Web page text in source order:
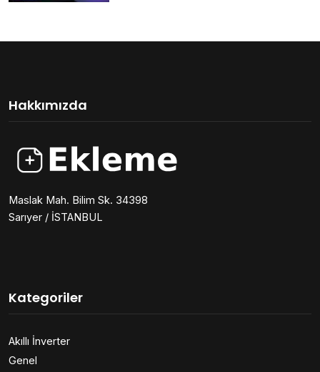
Hakkımızda
Maslak Mah. Bilim Sk. 34398
Sarıyer / İSTANBUL
Kategoriler
Akıllı İnverter
Genel